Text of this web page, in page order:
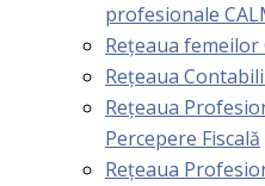
profesionale
Rețeaua femeilor
Rețeaua
Rețeaua
Percepere Fiscală
Reţeaua